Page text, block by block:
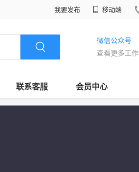
我要发布 移动端
微信公众号
查看更多工作
联系客服 会员中心